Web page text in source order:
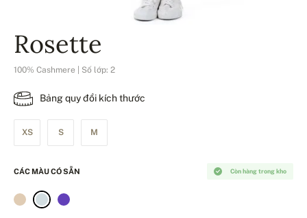
Rosette
100% Cashmere | Số lớp: 2
Bảng quy đổi kích thước
XS S M
Còn hàng trong kho
CÁC MÀU CÓ SẴN